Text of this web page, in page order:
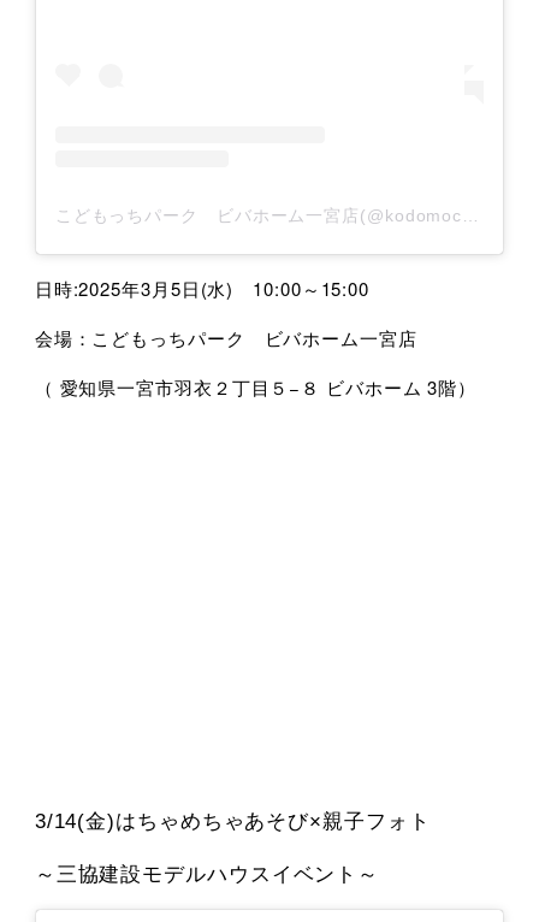
日時:2025年3月5日(水) 10:00～15:00
会場：こどもっちパーク ビバホーム一宮店
（ 愛知県一宮市羽衣２丁目５−８ ビバホーム 3階）
3/14(金)はちゃめちゃあそび×親子フォト
～三協建設モデルハウスイベント～